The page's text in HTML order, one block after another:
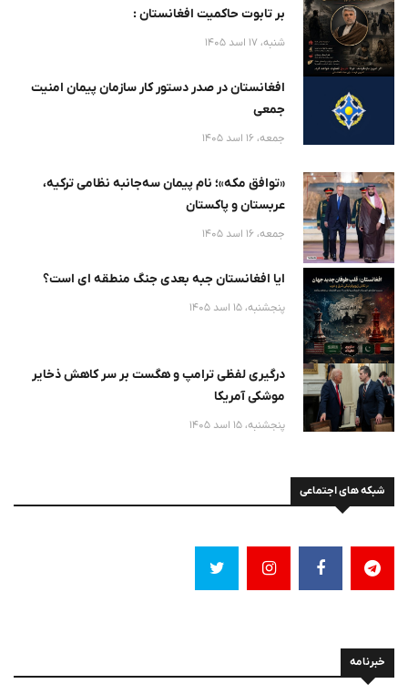
بر تابوت حاکمیت افغانستان :
شنبه، 17 اسد 1405
افغانستان در صدر دستور کار سازمان پیمان امنیت
جمعی
جمعه، 16 اسد 1405
«توافق مکه»؛ نام پیمان سه‌جانبه نظامی ترکیه،
عربستان و پاکستان
جمعه، 16 اسد 1405
ایا افغانستان جبه بعدی جنگ منطقه ای است؟
پنجشنبه، 15 اسد 1405
درگیری لفظی ترامپ و هگست بر سر کاهش ذخایر
موشکی آمریکا
پنجشنبه، 15 اسد 1405
شبکه های اجتماعی
خبرنامه